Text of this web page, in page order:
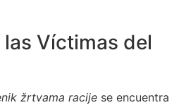
Víctimas del
žrtvama racije se encuentra